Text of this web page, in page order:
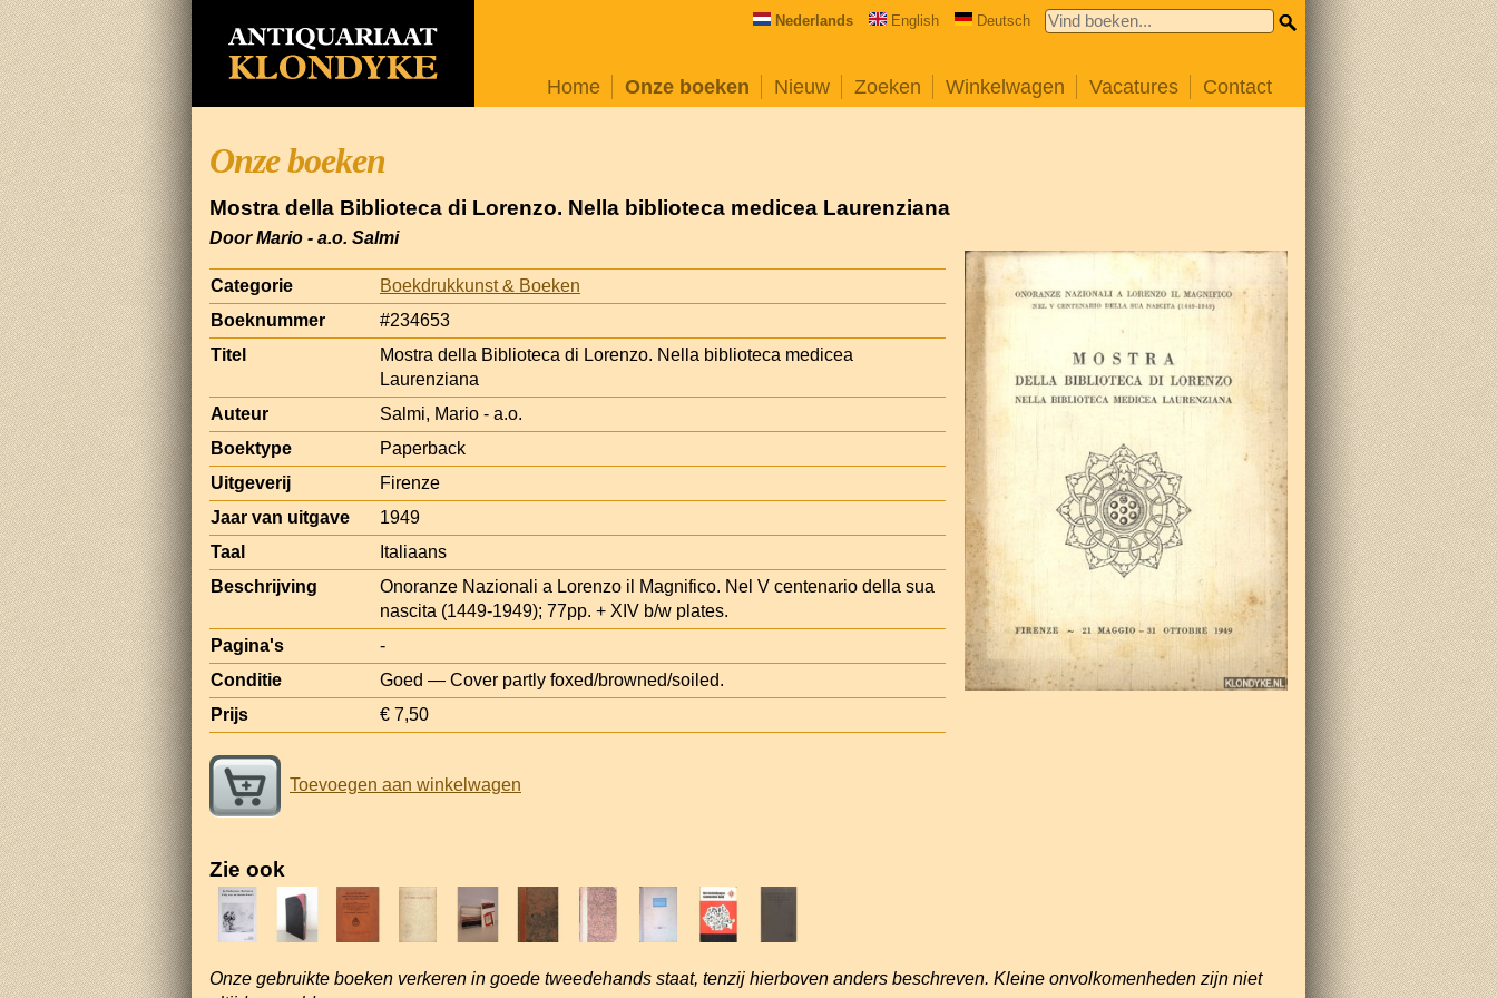
Nederlands English Deutsch
Home Onze boeken Nieuw Zoeken Winkelwagen Vacatures Contact
Onze boeken
Mostra della Biblioteca di Lorenzo. Nella biblioteca medicea Laurenziana
Door Mario - a.o. Salmi
Categorie
Boekdrukkunst & Boeken
Boeknummer
#234653
Titel
Mostra della Biblioteca di Lorenzo. Nella biblioteca medicea
Laurenziana
Auteur
Salmi, Mario - a.o.
Boektype
Paperback
Uitgeverij
Firenze
Jaar van uitgave
1949
Taal
Italiaans
Beschrijving
Onoranze Nazionali a Lorenzo il Magnifico. Nel V centenario della sua
nascita (1449-1949); 77pp. + XIV b/w plates.
Pagina's
-
Conditie
Goed — Cover partly foxed/browned/soiled.
Prijs
€ 7,50
Toevoegen aan winkelwagen
Zie ook
Onze gebruikte boeken verkeren in goede tweedehands staat, tenzij hierboven anders beschreven. Kleine onvolkomenheden zijn niet